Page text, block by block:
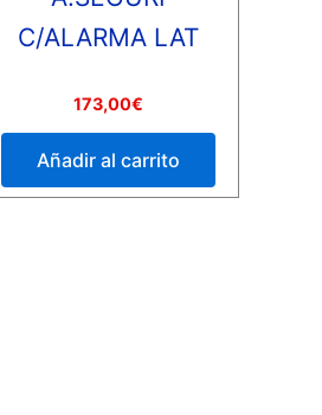
C/ALARMA LAT
Valorado
0
173,00€
Añadir al carrito